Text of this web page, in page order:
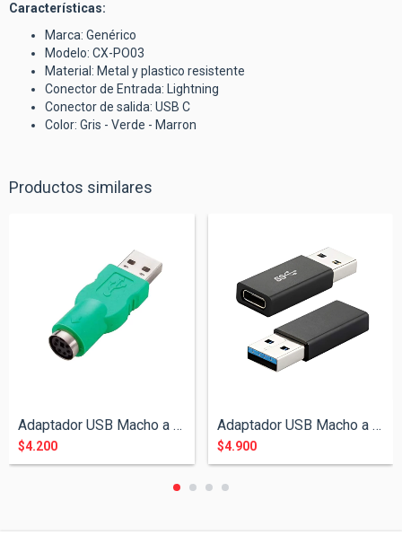
Características:
Marca: Genérico
Modelo: CX-PO03
Material: Metal y plastico resistente
Conector de Entrada: Lightning
Conector de salida: USB C
Color: Gris - Verde - Marron
Productos similares
Adaptador USB Macho a PS2 Hembra
$4.200
Adaptador USB Macho a Tipo C Hembra
$4.900